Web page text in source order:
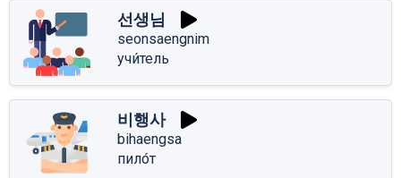
선생님
seonsaengnim
учи́тель
비행사
bihaengsa
пило́т